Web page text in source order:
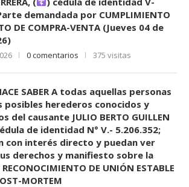
demandada por CUMPLIMIENTO
DE COMPRA-VENTA (Jueves 04 de
0 comentarios 375 visitas
SABER A todas aquellas personas
posibles herederos conocidos y
del causante JULIO BERTO GUILLEN
de identidad N° V.- 5.206.352;
con interés directo y puedan ver
derechos y manifiesto sobre la
DE UNIÓN ESTABLE
MORTEM